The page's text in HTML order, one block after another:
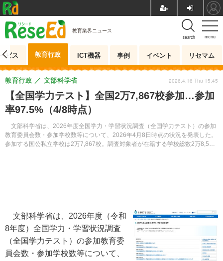
menu
search
教育業界ニュース
ビス 教育行政 ICT機器 事例 イベント リセマム
【全国学力テスト】全国2万7,867校参加…参加
率97.5%（4/8時点）
文部科学省は、2026年度全国学力・学習状況調査（全国学力テスト）の参加
教育委員会数・参加学校数等について、2026年4月8日時点の状況を発表した。
参加する国公私立学校は2万7,867校。調査対象者が在籍する学校総数2万8,579
教育行政 文部科学省 2026.4.16 Thu 15:45
文部科学省は、2026年度（令和
8年度）全国学力・学習状況調査
（全国学力テスト）の参加教育委
員会数・参加学校数等について、